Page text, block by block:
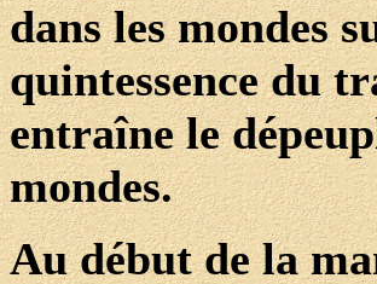
dans les mondes
quintessence du
entraîne le
mondes.
Au début de la